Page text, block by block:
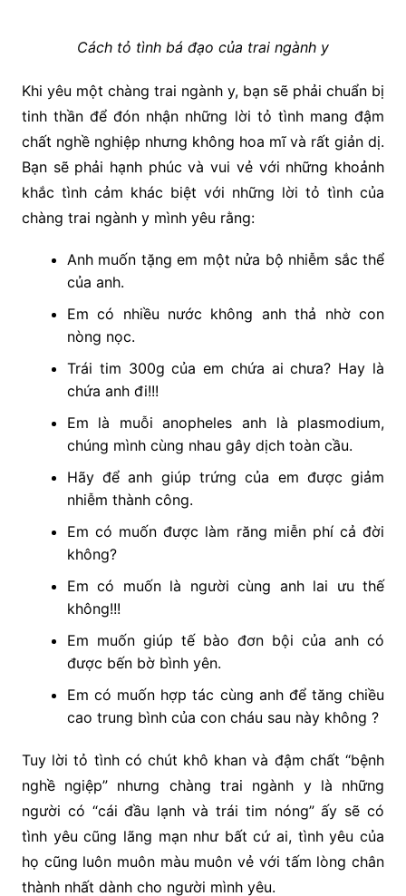
Cách tỏ tình bá đạo của trai ngành y
Khi yêu một chàng trai ngành y, bạn sẽ phải chuẩn bị
tinh thần để đón nhận những lời tỏ tình mang đậm
chất nghề nghiệp nhưng không hoa mĩ và rất giản dị.
Bạn sẽ phải hạnh phúc và vui vẻ với những khoảnh
khắc tình cảm khác biệt với những lời tỏ tình của
chàng trai ngành y mình yêu rằng:
Anh muốn tặng em một nửa bộ nhiễm sắc thể
của anh.
Em có nhiều nước không anh thả nhờ con
nòng nọc.
Trái tim 300g của em chứa ai chưa? Hay là
chứa anh đi!!!
Em là muỗi anopheles anh là plasmodium,
chúng mình cùng nhau gây dịch toàn cầu.
Hãy để anh giúp trứng của em được giảm
nhiễm thành công.
Em có muốn được làm răng miễn phí cả đời
không?
Em có muốn là người cùng anh lai ưu thế
không!!!
Em muốn giúp tế bào đơn bội của anh có
được bến bờ bình yên.
Em có muốn hợp tác cùng anh để tăng chiều
cao trung bình của con cháu sau này không ?
Tuy lời tỏ tình có chút khô khan và đậm chất “bệnh
nghề ngiệp” nhưng chàng trai ngành y là những
người có “cái đầu lạnh và trái tim nóng” ấy sẽ có
tình yêu cũng lãng mạn như bất cứ ai, tình yêu của
họ cũng luôn muôn màu muôn vẻ với tấm lòng chân
thành nhất dành cho người mình yêu.